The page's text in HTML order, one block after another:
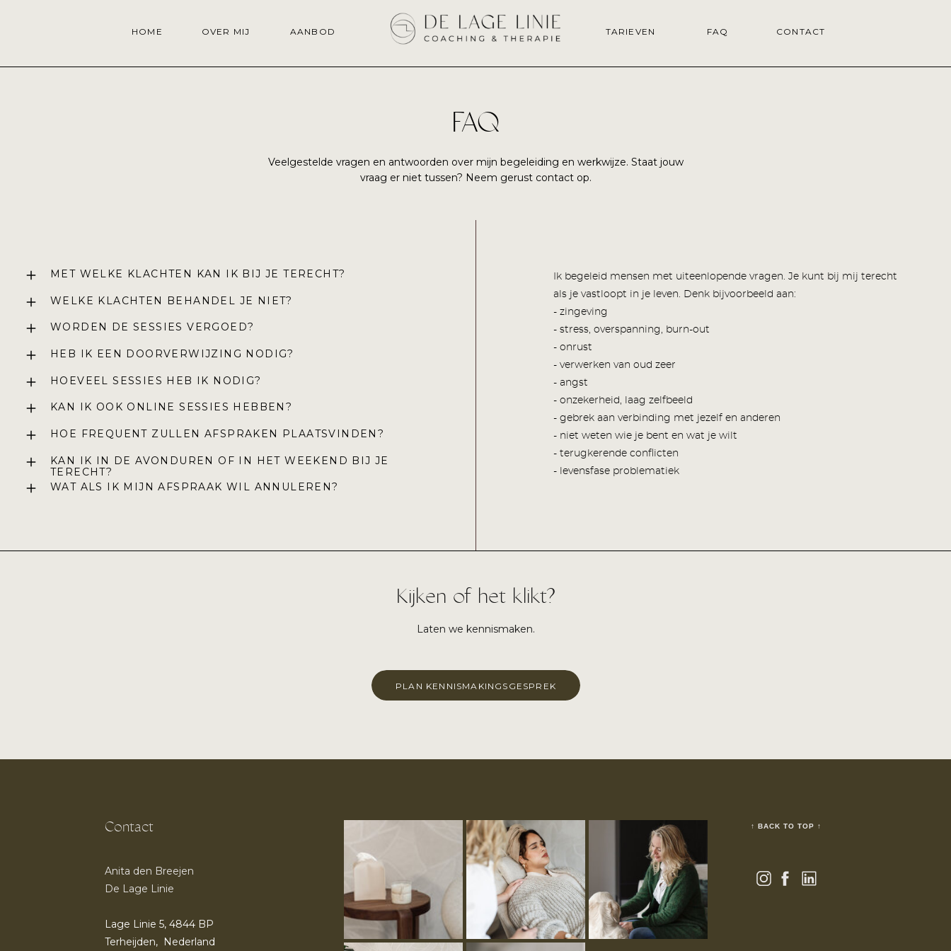
FAQ
Veelgestelde vragen en antwoorden over mijn begeleiding en werkwijze. Staat jouw
vraag er niet tussen? Neem gerust contact op.
CONTACT
AANBOD TARIEVEN
HOME OVER MIJ FAQ
Ik begeleid mensen met uiteenlopende vragen. Je kunt bij mij terecht
als je vastloopt in je leven. Denk bijvoorbeeld aan:
- zingeving
- stress, overspanning, burn-out
- onrust
- verwerken van oud zeer
- angst
- onzekerheid, laag zelfbeeld
- gebrek aan verbinding met jezelf en anderen
- niet weten wie je bent en wat je wilt
- terugkerende conflicten
- levensfase problematiek
WELKE KLACHTEN BEHANDEL JE NIET?
WORDEN DE SESSIES VERGOED?
HEB IK EEN DOORVERWIJZING NODIG?
HOEVEEL SESSIES HEB IK NODIG?
KAN IK OOK ONLINE SESSIES HEBBEN?
HOE FREQUENT ZULLEN AFSPRAKEN PLAATSVINDEN?
KAN IK IN DE AVONDUREN OF IN HET WEEKEND BIJ JE
TERECHT?
WAT ALS IK MIJN AFSPRAAK WIL ANNULEREN?
MET WELKE KLACHTEN KAN IK BIJ JE TERECHT?
PLAN KENNISMAKINGSGESPREK
Laten we kennismaken.
Kijken of het klikt?
↑ BACK TO TOP ↑
Anita den Breejen
De Lage Linie
Lage Linie 5, 4844 BP
Terheijden, Nederland
Contact